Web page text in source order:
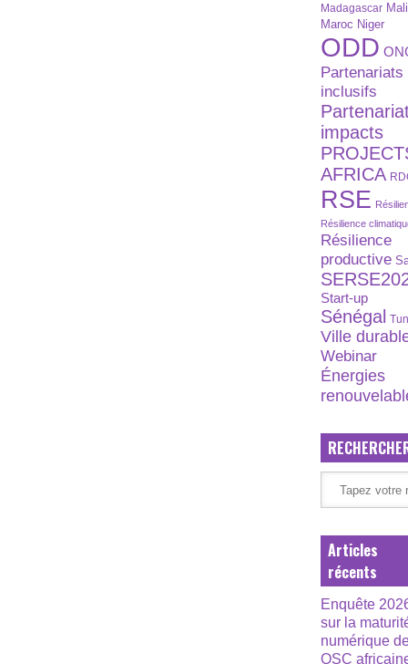
Madagascar Mali
Maroc Niger
ODD
Partenariats
inclusifs
impacts
AFRICA
RSE
Résilience
Résilience
productive
Start-up
Sénégal
Ville
Webinar
Énergies
Articles
récents
Enquête
sur la
numérique
OSC